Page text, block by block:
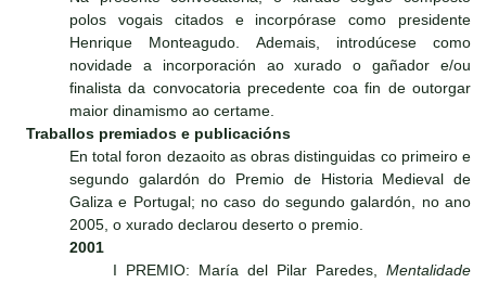
polos vogais citados e incorpórase como presidente
Henrique Monteagudo. Ademais, introdúcese como
novidade a incorporación ao xurado o gañador e/ou
finalista da convocatoria precedente coa fin de outorgar
maior dinamismo ao certame.
Traballos premiados e publicacións
En total foron dezaoito as obras distinguidas co primeiro e
segundo galardón do Premio de Historia Medieval de
Galiza e Portugal; no caso do segundo galardón, no ano
2005, o xurado declarou deserto o premio.
2001
I PREMIO: María del Pilar Paredes, Mentalidade